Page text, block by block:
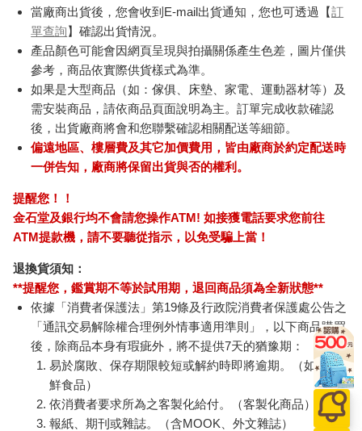
當廠商出貨後，您會收到E-mail出貨通知，您也可透過【訂
單查詢】確認出貨情況。
產品顏色可能會因網頁呈現與拍攝關係產生色差，圖片僅供
參考，商品依實際供貨樣式為準。
如果是大型商品（如：傢俱、床墊、家電、運動器材等）及
需安裝商品，請依商品頁面說明為主。訂單完成收款確認
後，出貨廠商將會和您聯繫確認相關配送等細節。
偏遠地區、樓層費及其它加價費用，皆由廠商於約定配送時
一併告知，廠商將保留出貨與否的權利。
提醒您！！
金石堂及銀行均不會請您操作ATM! 如接獲電話要求您前往
ATM提款機，請不要聽從指示，以免受騙上當！
退換貨須知：
**提醒您，鑑賞期不等於試用期，退回商品須為全新狀態**
依據「消費者保護法」第19條及行政院消費者保護處公告之
「通訊交易解除權合理例外情事適用準則」，以下商品購買
後，除商品本身有瑕疵外，將不提供7天的猶豫期：
易於腐敗、保存期限較短或解約時即將逾期。（如：生
鮮食品）
依消費者要求所為之客製化給付。（客製化商品）
報紙、期刊或雜誌。（含MOOK、外文雜誌）